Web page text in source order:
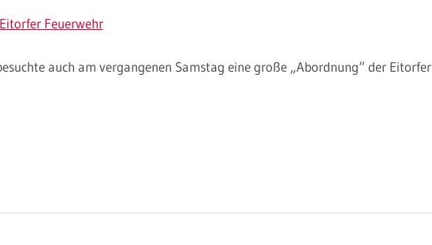
Feuerwehr
auch am vergangenen Samstag eine große „Abordnung“ der Eitorfer